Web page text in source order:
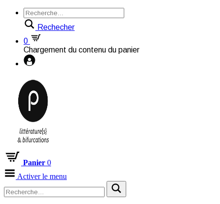
Rechecher
0
Chargement du contenu du panier
Panier 0
Activer le menu